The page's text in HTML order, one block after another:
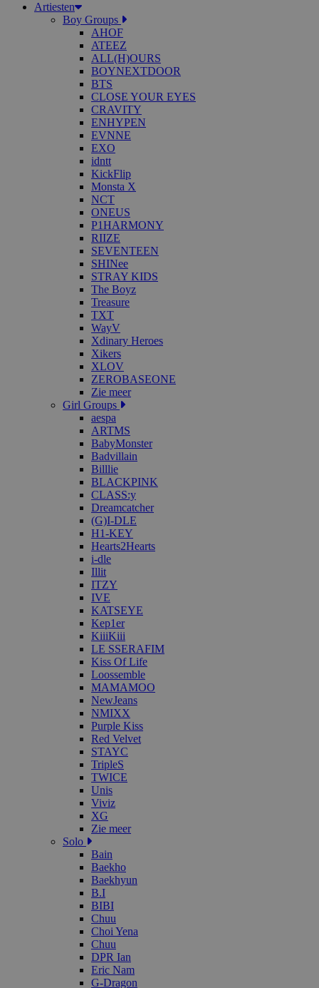
Artiesten
Boy Groups
AHOF
ATEEZ
ALL(H)OURS
BOYNEXTDOOR
BTS
CLOSE YOUR EYES
CRAVITY
ENHYPEN
EVNNE
EXO
idntt
KickFlip
Monsta X
NCT
ONEUS
P1HARMONY
RIIZE
SEVENTEEN
SHINee
STRAY KIDS
The Boyz
Treasure
TXT
WayV
Xdinary Heroes
Xikers
XLOV
ZEROBASEONE
Zie meer
Girl Groups
aespa
ARTMS
BabyMonster
Badvillain
Billlie
BLACKPINK
CLASS:y
Dreamcatcher
(G)I-DLE
H1-KEY
Hearts2Hearts
i-dle
Illit
ITZY
IVE
KATSEYE
Kep1er
KiiiKiii
LE SSERAFIM
Kiss Of Life
Loossemble
MAMAMOO
NewJeans
NMIXX
Purple Kiss
Red Velvet
STAYC
TripleS
TWICE
Unis
Viviz
XG
Zie meer
Solo
Bain
Baekho
Baekhyun
B.I
BIBI
Chuu
Choi Yena
Chuu
DPR Ian
Eric Nam
G-Dragon